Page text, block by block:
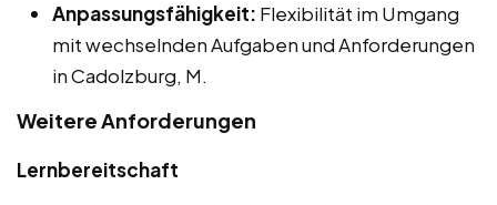
Anpassungsfähigkeit: Flexibilität im Umgang
mit wechselnden Aufgaben und Anforderungen
in Cadolzburg, M.
Weitere Anforderungen
Lernbereitschaft